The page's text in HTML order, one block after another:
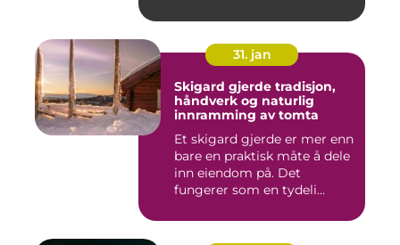
31. jan
Skigard gjerde tradisjon,
håndverk og naturlig
innramming av tomta
Et skigard gjerde er mer enn
bare en praktisk måte å dele
inn eiendom på. Det
fungerer som en tydeli...